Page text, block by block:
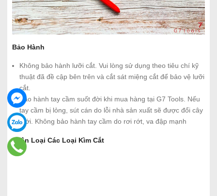
Bảo Hành
Không bảo hành lưỡi cắt. Vui lòng sử dụng theo tiêu chí kỹ
thuật đã đề cập bên trên và cắt sát miệng cắt để bảo vệ lưỡi
cắt.
Bảo hành tay cầm suốt đời khi mua hàng tại G7 Tools. Nếu
tay cầm bị lỏng, sút cán do lỗi nhà sản xuất sẽ được đổi cây
mới. Không bảo hành tay cầm do rơi rớt, va đập mạnh
Phân Loại Các Loại Kìm Cắt